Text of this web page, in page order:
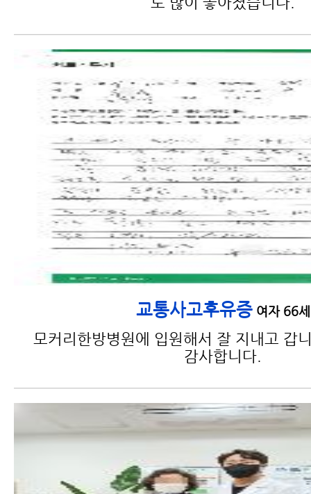
교통사고후유증여자 66세
모커리한방병원에 입원해서 잘 지내고 갑
감사합니다.